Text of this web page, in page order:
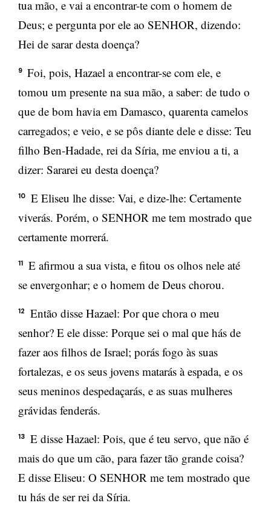
tua mão, e vai a encontrar-te com o homem de
Deus; e pergunta por ele ao SENHOR, dizendo:
Hei de sarar desta doença?
9
Foi, pois, Hazael a encontrar-se com ele, e
tomou um presente na sua mão, a saber: de tudo o
que de bom havia em Damasco, quarenta camelos
carregados; e veio, e se pôs diante dele e disse: Teu
filho Ben-Hadade, rei da Síria, me enviou a ti, a
dizer: Sararei eu desta doença?
10
E Eliseu lhe disse: Vai, e dize-lhe: Certamente
viverás. Porém, o SENHOR me tem mostrado que
certamente morrerá.
11
E afirmou a sua vista, e fitou os olhos nele até
se envergonhar; e o homem de Deus chorou.
12
Então disse Hazael: Por que chora o meu
senhor? E ele disse: Porque sei o mal que hás de
fazer aos filhos de Israel; porás fogo às suas
fortalezas, e os seus jovens matarás à espada, e os
seus meninos despedaçarás, e as suas mulheres
grávidas fenderás.
13
E disse Hazael: Pois, que é teu servo, que não é
mais do que um cão, para fazer tão grande coisa?
E disse Eliseu: O SENHOR me tem mostrado que
tu hás de ser rei da Síria.